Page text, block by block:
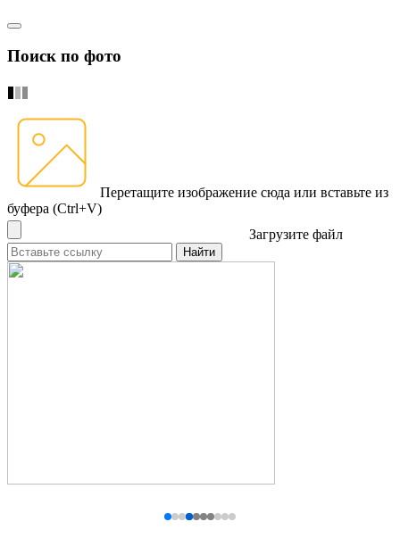
Поиск по фото
Перетащите изображение сюда или вставьте из
буфера (Ctrl+V)
Загрузите файл
Найти